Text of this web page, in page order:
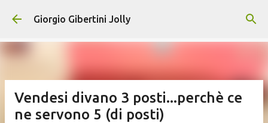
Passa ai contenuti principali
Giorgio Gibertini Jolly
Vendesi divano 3 posti...perchè ce
ne servono 5 (di posti)